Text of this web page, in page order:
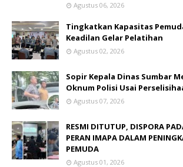
Agustus 06, 2026
Tingkatkan Kapasitas
Keadilan Gelar Pelatihan
Agustus 02, 2026
Sopir Kepala Dinas Sumbar
Oknum Polisi Usai
Agustus 07, 2026
RESMI DITUTUP, DISPORA
PERAN IMAPA DALAM
PEMUDA
Agustus 01, 2026